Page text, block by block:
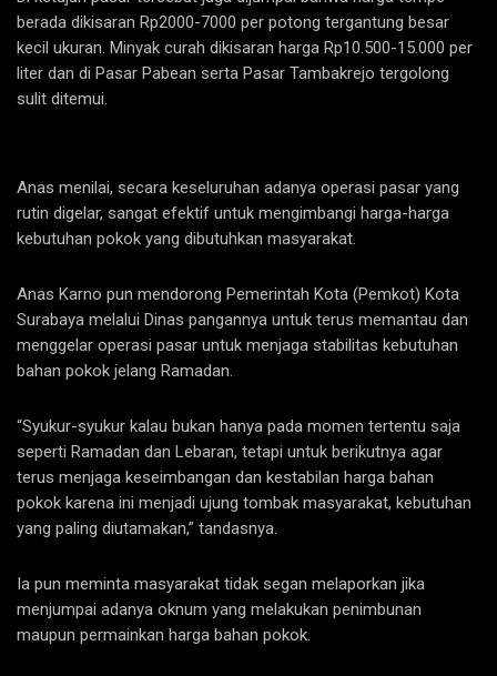
berada dikisaran Rp2000-7000 per potong tergantung besar
kecil ukuran. Minyak curah dikisaran harga Rp10.500-15.000 per
liter dan di Pasar Pabean serta Pasar Tambakrejo tergolong
sulit ditemui.
Anas menilai, secara keseluruhan adanya operasi pasar yang
rutin digelar, sangat efektif untuk mengimbangi harga-harga
kebutuhan pokok yang dibutuhkan masyarakat.
Anas Karno pun mendorong Pemerintah Kota (Pemkot) Kota
Surabaya melalui Dinas pangannya untuk terus memantau dan
menggelar operasi pasar untuk menjaga stabilitas kebutuhan
bahan pokok jelang Ramadan.
“Syukur-syukur kalau bukan hanya pada momen tertentu saja
seperti Ramadan dan Lebaran, tetapi untuk berikutnya agar
terus menjaga keseimbangan dan kestabilan harga bahan
pokok karena ini menjadi ujung tombak masyarakat, kebutuhan
yang paling diutamakan,” tandasnya.
Ia pun meminta masyarakat tidak segan melaporkan jika
menjumpai adanya oknum yang melakukan penimbunan
maupun permainkan harga bahan pokok.